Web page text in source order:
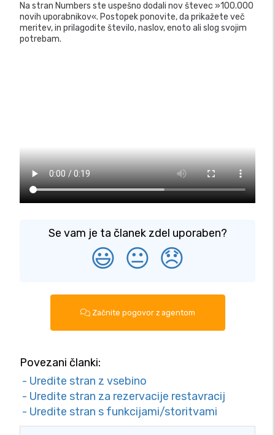
Na stran Numbers ste uspešno dodali nov števec »100.000
novih uporabnikov«. Postopek ponovite, da prikažete več
meritev, in prilagodite število, naslov, enoto ali slog svojim
potrebam.
Se vam je ta članek zdel uporaben?
😃 😐 😞
Začnite pogovor z agentom
Povezani članki:
- Uredite stran z vsebino
- Uredite stran za rezervacije restavracij
- Uredite stran s funkcijami/storitvami